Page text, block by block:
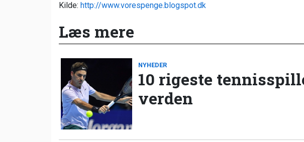
Kilde: http://www.vorespenge.blogspot.dk
Læs mere
NYHEDER
10 rigeste
verden